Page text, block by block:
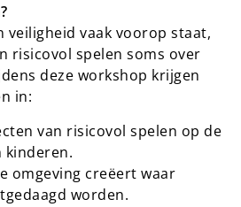
veiligheid vaak voorop staat,
risicovol spelen soms over
deze workshop krijgen
in:
van risicovol spelen op de
kinderen.
omgeving creëert waar
worden.